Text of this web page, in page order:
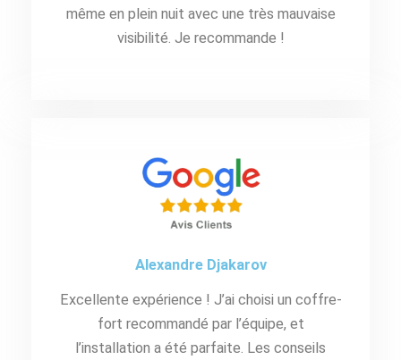
même en plein nuit avec une très mauvaise
visibilité. Je recommande !
Alexandre Djakarov
Excellente expérience ! J’ai choisi un coffre-
fort recommandé par l’équipe, et
l’installation a été parfaite. Les conseils